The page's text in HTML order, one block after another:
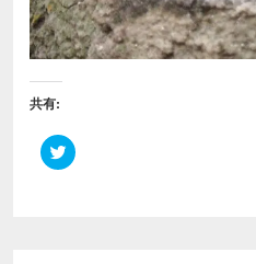
共有:
ク
リ